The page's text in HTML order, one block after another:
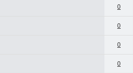
0
0
0
0